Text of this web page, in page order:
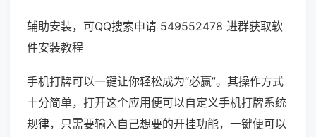
辅助安装，可QQ搜索申请 549552478 进群获取软
件安装教程
手机打牌可以一键让你轻松成为“必赢”。其操作方式
十分简单，打开这个应用便可以自定义手机打牌系统
规律，只需要输入自己想要的开挂功能，一键便可以